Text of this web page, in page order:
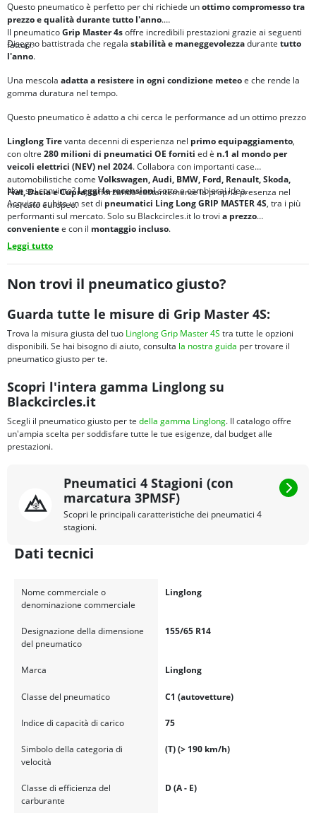
Questo pneumatico è perfetto per chi richiede unottimo compromesso tra
prezzo e qualità durante tutto l'anno.
Il pneumaticoGrip Master 4soffre incredibili prestazioni grazie ai seguenti
fattori:
Disegno battistrada che regala stabilità e maneggevolezzadurante tutto
l'anno.
Una mescola adatta a resistere in ogni condizione meteoe che rende la
gomma duratura nel tempo.
Questo pneumatico è adatto a chi cerca le performance ad un ottimo prezzo
Linglong Tirevanta decenni di esperienza nel primo equipaggiamento,
con oltre 280 milioni di pneumatici OE forniti ed è n.1 al mondo per
veicoli elettrici (NEV) nel 2024. Collabora con importanti case
automobilistiche come Volkswagen, Audi, BMW, Ford, Renault, Skoda,
Fiat, Dacia e Cupra, rafforzando costantemente la propria presenza nel
mercato europeo.
Non sei convinto?Leggi le recensionisotto e cambierai idea.
Acquista subito un set di pneumatici Ling Long GRIP MASTER 4S, tra i più
performanti sul mercato. Solo su Blackcircles.it lo trovi a prezzo
convenientee con il montaggio incluso.
Leggi tutto
Non trovi il pneumatico giusto?
Guarda tutte le misure di Grip Master 4S:
Trova la misura giusta del tuo Linglong Grip Master 4S tra tutte le opzioni
disponibili. Se hai bisogno di aiuto, consulta la nostra guida per trovare il
pneumatico giusto per te.
Scopri l'intera gamma Linglong su
Blackcircles.it
Scegli il pneumatico giusto per te della gamma Linglong. Il catalogo offre
un'ampia scelta per soddisfare tutte le tue esigenze, dal budget alle
prestazioni.
Pneumatici 4 Stagioni (con
marcatura 3PMSF)
Scopri le principali caratteristiche dei pneumatici 4
stagioni.
Dati tecnici
Nome commerciale o
denominazione commerciale
Linglong
Designazione della dimensione
del pneumatico
155/65 R14
Marca Linglong
Classe del pneumatico C1 (autovetture)
Indice di capacità di carico 75
Simbolo della categoria di
velocità
(T) (> 190 km/h)
Classe di efficienza del
carburante
D (A - E)